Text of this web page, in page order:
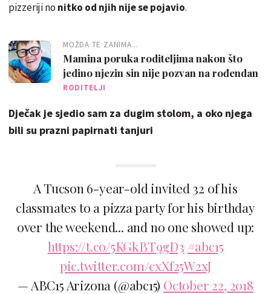
pizzeriji no nitko od njih nije se pojavio.
MOŽDA TE ZANIMA...
Mamina poruka roditeljima nakon što
jedino njezin sin nije pozvan na rođendan
RODITELJI
Dječak je sjedio sam za dugim stolom, a oko njega
bili su prazni papirnati tanjuri
A Tucson 6-year-old invited 32 of his
classmates to a pizza party for his birthday
over the weekend... and no one showed up:
https://t.co/5KGkBT9gD3 #abc15
pic.twitter.com/cxXf25W2xJ
— ABC15 Arizona (@abc15) October 22, 2018